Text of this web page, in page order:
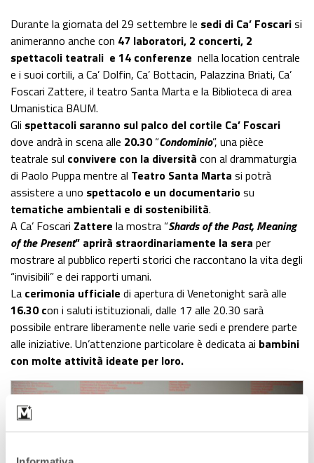
Durante la giornata del 29 settembre le sedi di Ca’ Foscarisi
animeranno anche con 47 laboratori, 2 concerti, 2
spettacoli teatrali e 14 conferenze nella location centrale
e i suoi cortili, a Ca’ Dolfin, Ca’ Bottacin, Palazzina Briati, Ca’
Foscari Zattere, il teatro Santa Marta e la Biblioteca di area
Umanistica BAUM.
Gli spettacoli saranno sul palco del cortile Ca’ Foscari
dove andrà in scena alle 20.30“Condominio”, una pièce
teatrale sul convivere con la diversità con al drammaturgia
di Paolo Puppa mentre al Teatro Santa Marta si potrà
assistere a uno spettacolo e un documentariosu
tematiche ambientali e di sostenibilità.
A Ca’ Foscari Zattere la mostra “Shards of the Past, Meaning
of the Present” aprirà straordinariamente la sera per
mostrare al pubblico reperti storici che raccontano la vita degli
“invisibili” e dei rapporti umani.
La cerimonia ufficiale di apertura di Venetonight sarà alle
16.30 con i saluti istituzionali, dalle 17 alle 20.30 sarà
possibile entrare liberamente nelle varie sedi e prendere parte
alle iniziative. Un’attenzione particolare è dedicata ai bambini
con molte attività ideate per loro.